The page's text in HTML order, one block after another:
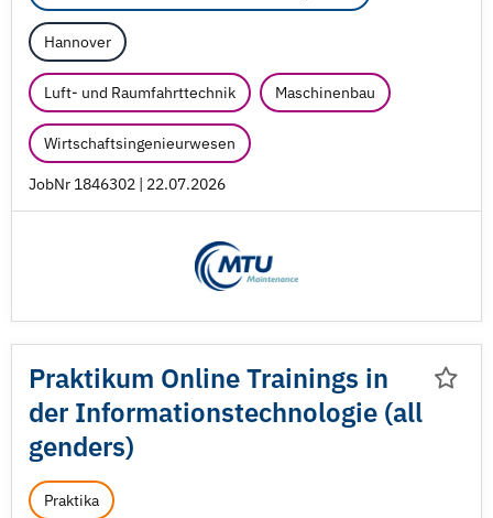
Hannover
Luft- und Raumfahrttechnik Maschinenbau
Wirtschaftsingenieurwesen
JobNr 1846302 | 22.07.2026
Praktikum Online Trainings in
der Informationstechnologie (all
genders)
Praktika